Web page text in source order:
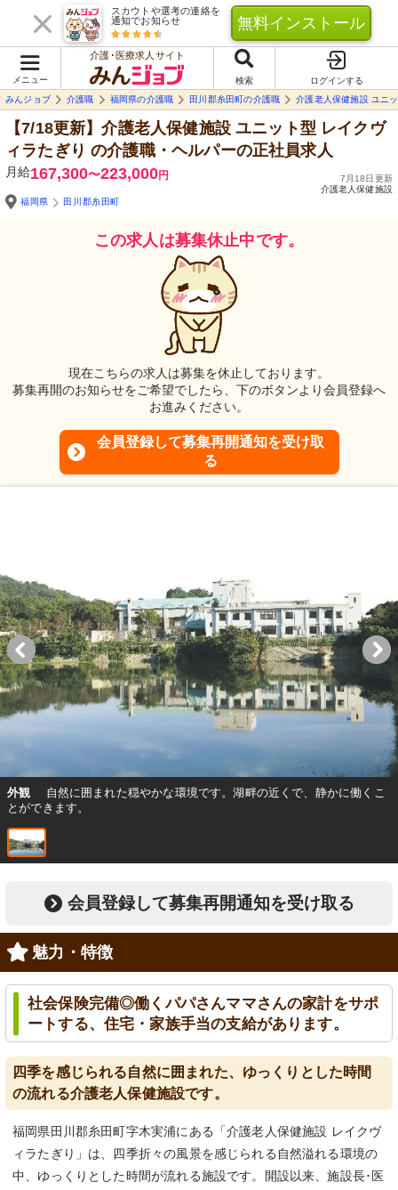
スカウトや選考の連絡を
通知でお知らせ
無料インストール
メニュー
介護･医療求人サイト
検索
ログインする
みんジョブ
介護職 福岡県の介護職 田川郡糸田町の介護職 介護老人保健施設 ユニ
【7/18更新】介護老人保健施設 ユニット型 レイクヴ
ィラたぎり の介護職・ヘルパーの正社員求人
月給167,300〜223,000円
7月18日更新
介護老人保健施設
福岡県
田川郡糸田町
この求人は募集休止中です。
現在こちらの求人は募集を休止しております。
募集再開のお知らせをご希望でしたら、下のボタンより会員登録へ
お進みください。
会員登録して募集再開通知を受け取
る
外観
自然に囲まれた穏やかな環境です。湖畔の近くで、静かに働くこ
とができます。
会員登録して募集再開通知を受け取る
魅力・特徴
社会保険完備◎働くパパさんママさんの家計をサポ
ートする、住宅・家族手当の支給があります。
四季を感じられる自然に囲まれた、ゆっくりとした時間
の流れる介護老人保健施設です。
福岡県田川郡糸田町字木実浦にある「介護老人保健施設 レイクヴ
ィラたぎり」は、四季折々の風景を感じられる自然溢れる環境の
中、ゆっくりとした時間が流れる施設です。開設以来、施設長･医